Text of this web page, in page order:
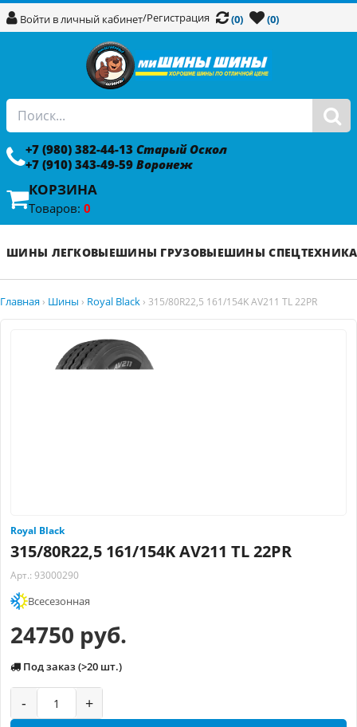
Войти в личный кабинет/Регистрация (0) (0)
+7 (980) 382-44-13 Старый Оскол
+7 (910) 343-49-59 Воронеж
КОРЗИНА
Товаров: 0
ШИНЫ ЛЕГКОВЫЕШИНЫ ГРУЗОВЫЕШИНЫ СПЕЦТЕХНИКА
Главная › Шины › Royal Black › 315/80R22,5 161/154K AV211 TL 22PR
Royal Black
315/80R22,5 161/154K AV211 TL 22PR
Арт.: 93000290
Всесезонная
24750 руб.
Под заказ (>20 шт.)
- +